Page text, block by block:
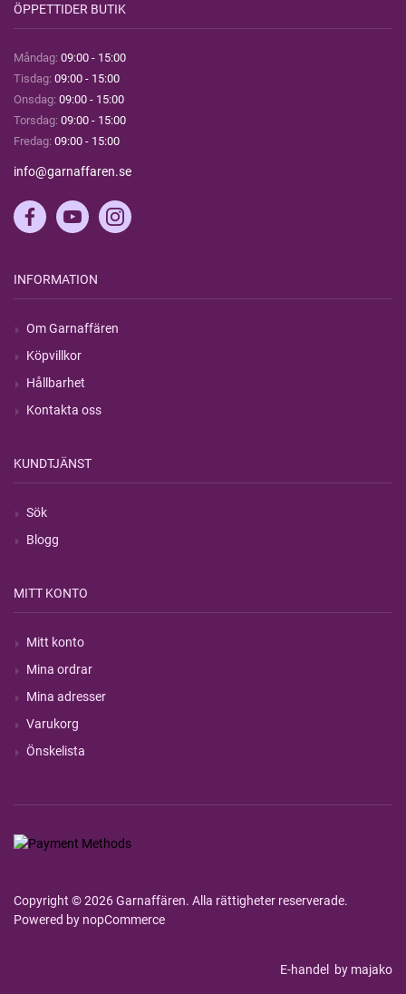
ÖPPETTIDER BUTIK
Måndag: 09:00 - 15:00
Tisdag: 09:00 - 15:00
Onsdag: 09:00 - 15:00
Torsdag: 09:00 - 15:00
Fredag: 09:00 - 15:00
info@garnaffaren.se
INFORMATION
Om Garnaffären
Köpvillkor
Hållbarhet
Kontakta oss
KUNDTJÄNST
Sök
Blogg
MITT KONTO
Mitt konto
Mina ordrar
Mina adresser
Varukorg
Önskelista
Copyright © 2026 Garnaffären. Alla rättigheter reserverade.
Powered by nopCommerce
E-handel by majako